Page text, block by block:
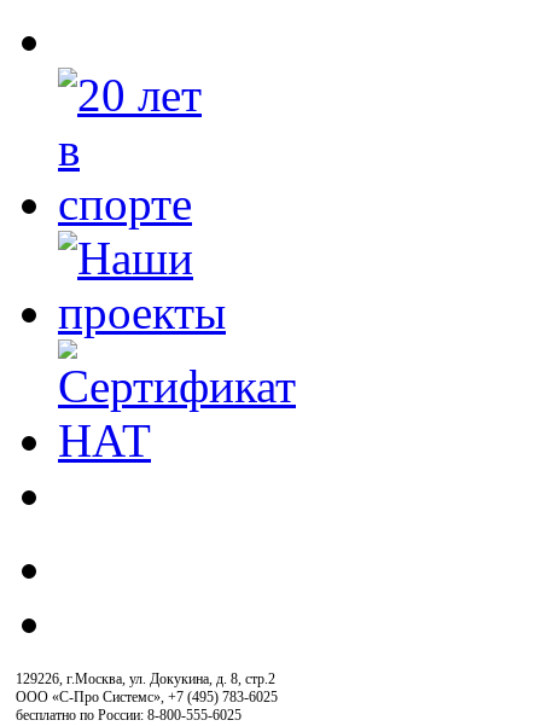
129226, г.Москва, ул. Докукина, д. 8, стр.2
ООО «С-Про Системс», +7 (495) 783-6025
бесплатно по России: 8-800-555-6025